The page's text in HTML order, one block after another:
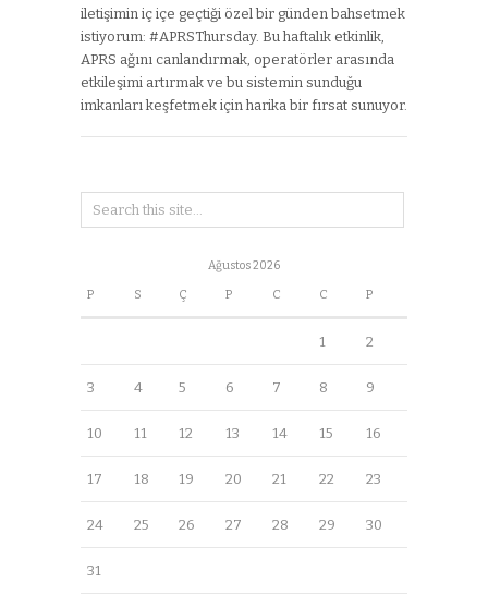
iletişimin iç içe geçtiği özel bir günden bahsetmek
istiyorum: #APRSThursday. Bu haftalık etkinlik,
APRS ağını canlandırmak, operatörler arasında
etkileşimi artırmak ve bu sistemin sunduğu
imkanları keşfetmek için harika bir fırsat sunuyor.
Ağustos 2026
P S Ç P C C P
1 2
3 4 5 6 7 8 9
10 11 12 13 14 15 16
17 18 19 20 21 22 23
24 25 26 27 28 29 30
31